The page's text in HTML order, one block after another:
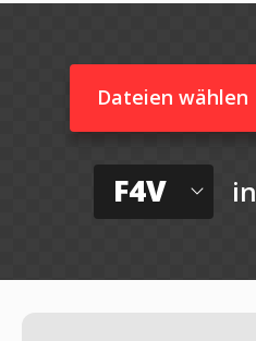
Dateien wählen
F4V in